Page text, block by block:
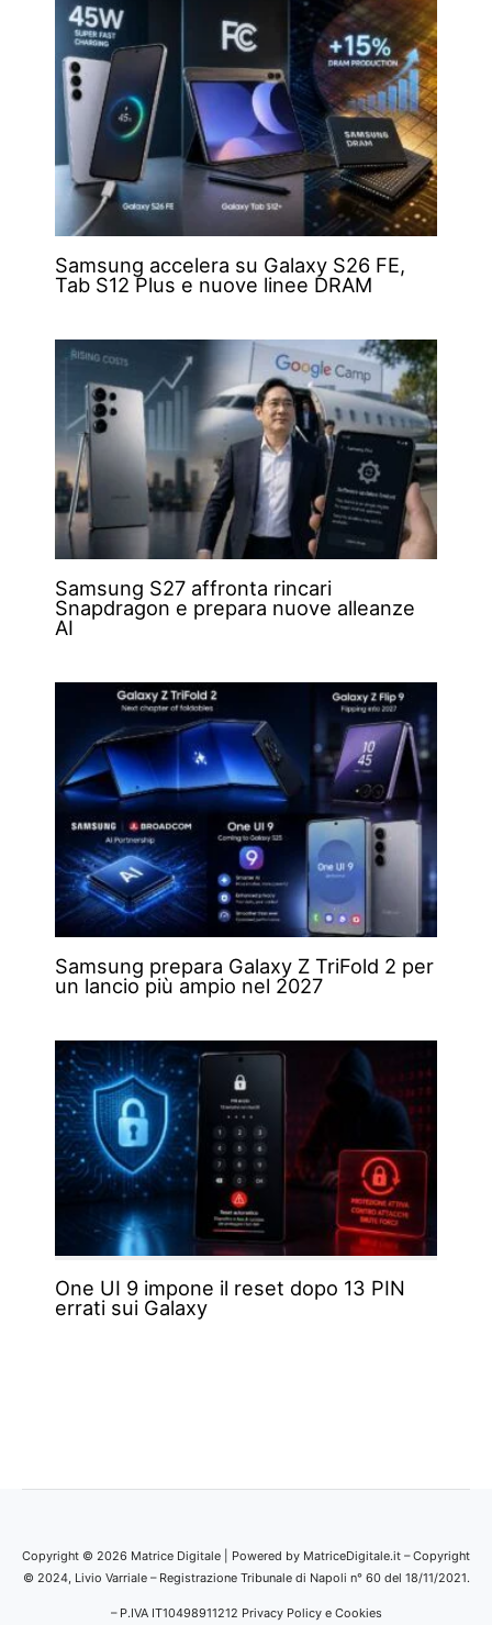
Samsung accelera su Galaxy S26 FE,
Tab S12 Plus e nuove linee DRAM
Samsung S27 affronta rincari
Snapdragon e prepara nuove alleanze
AI
Samsung prepara Galaxy Z TriFold 2 per
un lancio più ampio nel 2027
One UI 9 impone il reset dopo 13 PIN
errati sui Galaxy
Copyright © 2026 Matrice Digitale | Powered by MatriceDigitale.it – Copyright
© 2024, Livio Varriale – Registrazione Tribunale di Napoli n° 60 del 18/11/2021.
– P.IVA IT10498911212 Privacy Policy e Cookies